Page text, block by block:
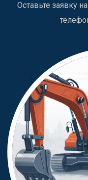
Оставьте заявку